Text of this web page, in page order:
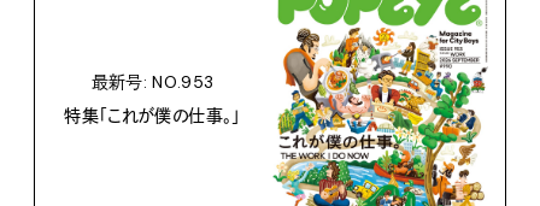
最新号: NO.953
特集「これが僕の仕事。」